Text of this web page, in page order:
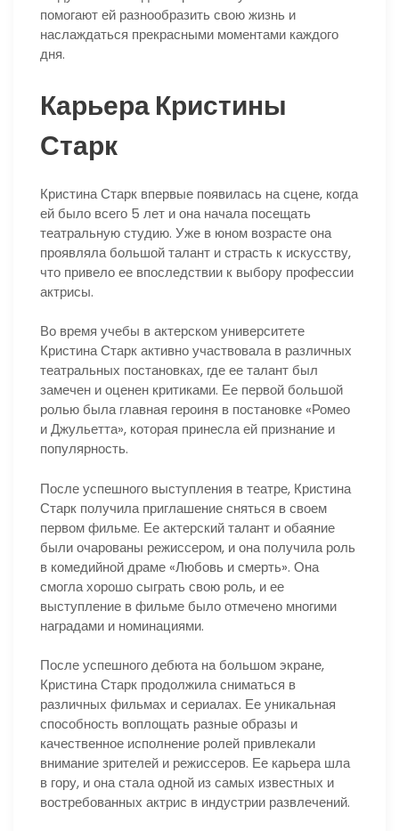
помогают ей разнообразить свою жизнь и
наслаждаться прекрасными моментами каждого
дня.
Карьера Кристины
Старк
Кристина Старк впервые появилась на сцене, когда
ей было всего 5 лет и она начала посещать
театральную студию. Уже в юном возрасте она
проявляла большой талант и страсть к искусству,
что привело ее впоследствии к выбору профессии
актрисы.
Во время учебы в актерском университете
Кристина Старк активно участвовала в различных
театральных постановках, где ее талант был
замечен и оценен критиками. Ее первой большой
ролью была главная героиня в постановке «Ромео
и Джульетта», которая принесла ей признание и
популярность.
После успешного выступления в театре, Кристина
Старк получила приглашение сняться в своем
первом фильме. Ее актерский талант и обаяние
были очарованы режиссером, и она получила роль
в комедийной драме «Любовь и смерть». Она
смогла хорошо сыграть свою роль, и ее
выступление в фильме было отмечено многими
наградами и номинациями.
После успешного дебюта на большом экране,
Кристина Старк продолжила сниматься в
различных фильмах и сериалах. Ее уникальная
способность воплощать разные образы и
качественное исполнение ролей привлекали
внимание зрителей и режиссеров. Ее карьера шла
в гору, и она стала одной из самых известных и
востребованных актрис в индустрии развлечений.